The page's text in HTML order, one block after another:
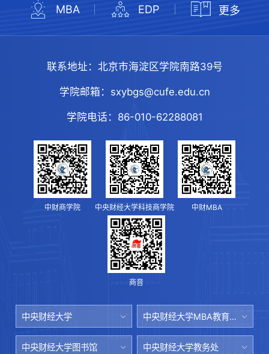
MBA EDP 更多
联系地址： 北京市海淀区学院南路39号
学院邮箱： sxybgs@cufe.edu.cn
学院电话： 86-010-62288081
中财商学院 中央财经大学科技商学院 中财MBA
商音
中央财经大学 中央财经大学MBA教育中心
中央财经大学图书馆 中央财经大学教务处